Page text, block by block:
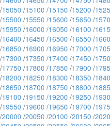
/15050 /15100 /15150 /15200 /
/15500 /15550 /15600 /15650 /
/15950 /16000 /16050 /16100 /
/16400 /16450 /16500 /16550 /
/16850 /16900 /16950 /17000 /
/17300 /17350 /17400 /17450 /
/17750 /17800 /17850 /17900 /
/18200 /18250 /18300 /18350 /
/18650 /18700 /18750 /18800 /
/19100 /19150 /19200 /19250 /
/19550 /19600 /19650 /19700 /
/20000 /20050 /20100 /20150 /